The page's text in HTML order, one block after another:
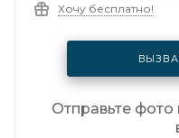
Хочу бесплатно!
Отправьте